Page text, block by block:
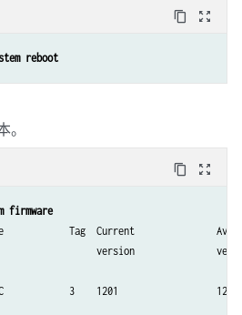
content_copy zoom_out_map
reboot
。
content_copy zoom_out_map
firmware
Tag  Current
version
3    1201